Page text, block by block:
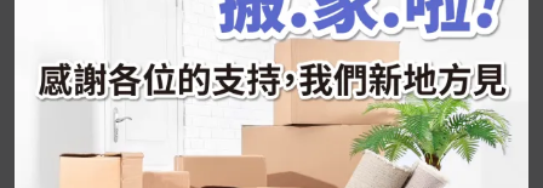
停用猛健樂後會反彈嗎？作用解析＋停藥後體重
維持全攻略
公主營養師：飲食改變也是能快樂執行的！6 個
你一定要知道的技巧